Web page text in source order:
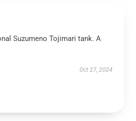
Suzumeno Tojimari tank. A
Oct 27, 2024